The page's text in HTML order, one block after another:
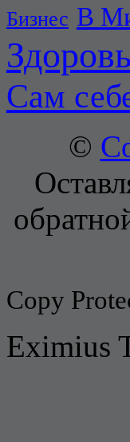
Бизнес В
Сам
©
Copy
Eximius